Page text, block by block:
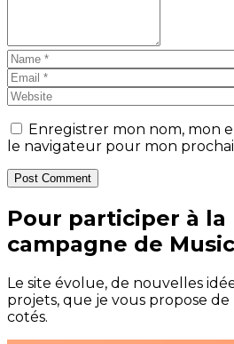
Enregistrer mon nom, mon
le navigateur pour mon
Post Comment
Pour participer à la
campagne de
Le site évolue, de nouvelles
projets, que je vous propose de
cotés.